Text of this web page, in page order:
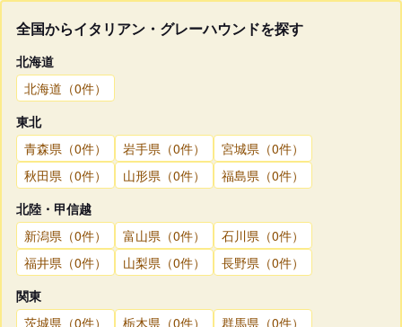
全国からイタリアン・グレーハウンドを探す
北海道
北海道（0件）
東北
青森県（0件）
岩手県（0件）
宮城県（0件）
秋田県（0件）
山形県（0件）
福島県（0件）
北陸・甲信越
新潟県（0件）
富山県（0件）
石川県（0件）
福井県（0件）
山梨県（0件）
長野県（0件）
関東
茨城県（0件）
栃木県（0件）
群馬県（0件）